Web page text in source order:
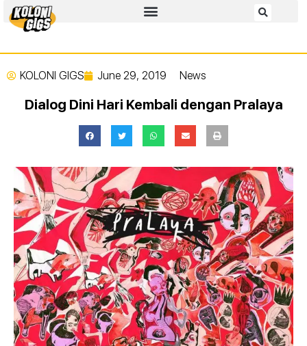
KOLONI GIGS June 29, 2019 News
Dialog Dini Hari Kembali dengan Pralaya